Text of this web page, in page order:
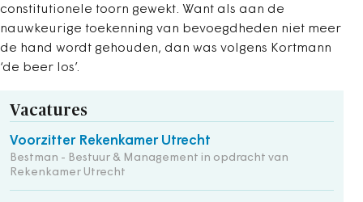
constitutionele toorn gewekt. Want als aan de
nauwkeurige toekenning van bevoegdheden niet meer
de hand wordt gehouden, dan was volgens Kortmann
‘de beer los’.
Vacatures
Voorzitter Rekenkamer Utrecht
Bestman - Bestuur & Management in opdracht van
Rekenkamer Utrecht